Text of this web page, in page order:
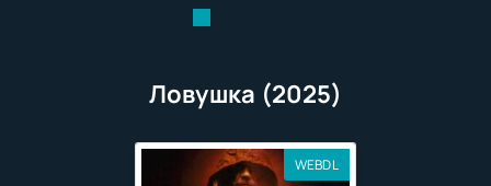
Ловушка (2025)
WEBDL